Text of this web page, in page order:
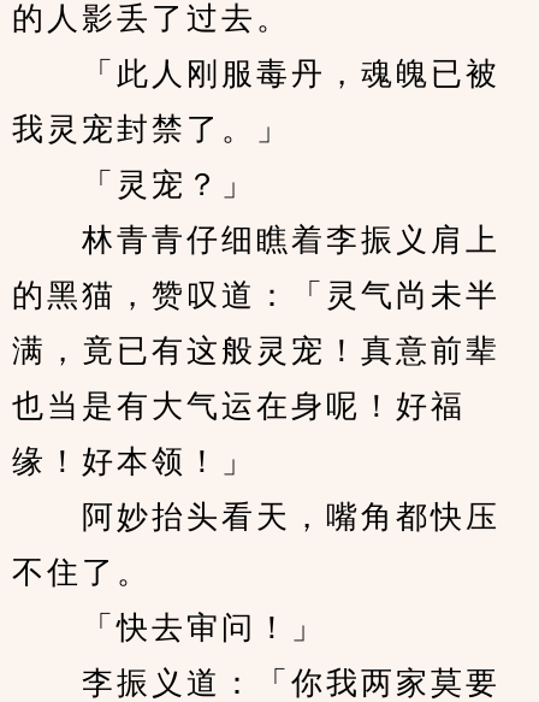
的人影丢了过去。
「此人刚服毒丹，魂魄已被
我灵宠封禁了。」
「灵宠？」
林青青仔细瞧着李振义肩上
的黑猫，赞叹道：「灵气尚未半
满，竟已有这般灵宠！真意前辈
也当是有大气运在身呢！好福
缘！好本领！」
阿妙抬头看天，嘴角都快压
不住了。
「快去审问！」
李振义道：「你我两家莫要